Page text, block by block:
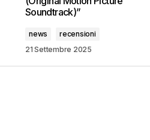
Soundtrack)”
news
recensioni
21 Settembre 2025